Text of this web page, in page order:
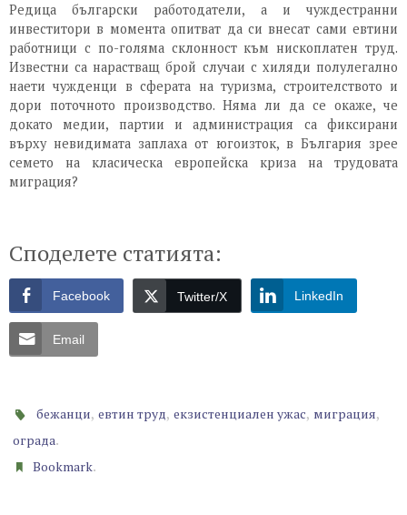
Редица български работодатели, а и чуждестранни
инвеститори в момента опитват да си внесат сами евтини
работници с по-голяма склонност към нископлатен труд.
Известни са нарастващ брой случаи с хиляди полулегално
наети чужденци в сферата на туризма, строителството и
дори поточното производство. Няма ли да се окаже, че
докато медии, партии и администрация са фиксирани
върху невидимата заплаха от югоизток, в България зрее
семето на класическа европейска криза на трудовата
миграция?
Споделете статията:
Facebook Twitter/X LinkedIn
Email
бежанци,евтин труд,екзистенциален ужас, миграция,
ограда.
Bookmark.